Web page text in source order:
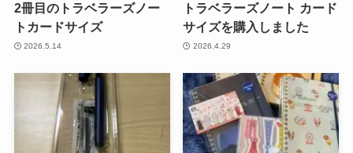
2冊目のトラベラーズノー
トカードサイズ
2026.5.14
トラベラーズノート カード
サイズを購入しました
2026.4.29